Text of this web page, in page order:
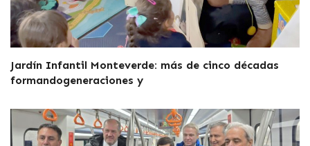
Jardín Infantil Monteverde: más de cinco décadas
formandogeneraciones y